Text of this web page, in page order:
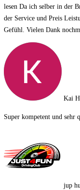
lesen Da ich selber in der
der Service und Preis
Gefühl. Vielen Dank
Kai
Super kompetent und sehr
jup